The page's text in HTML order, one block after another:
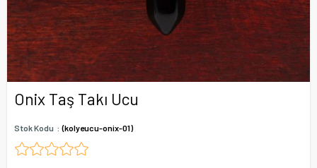
Onix Taş Takı Ucu
Stok Kodu (kolyeucu-onix-01)